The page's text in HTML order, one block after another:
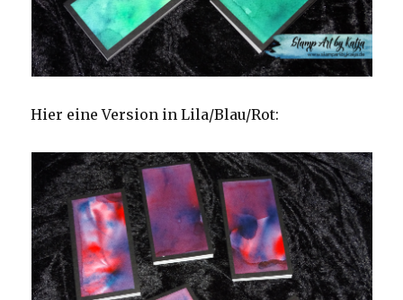
Hier eine Version in Lila/Blau/Rot: